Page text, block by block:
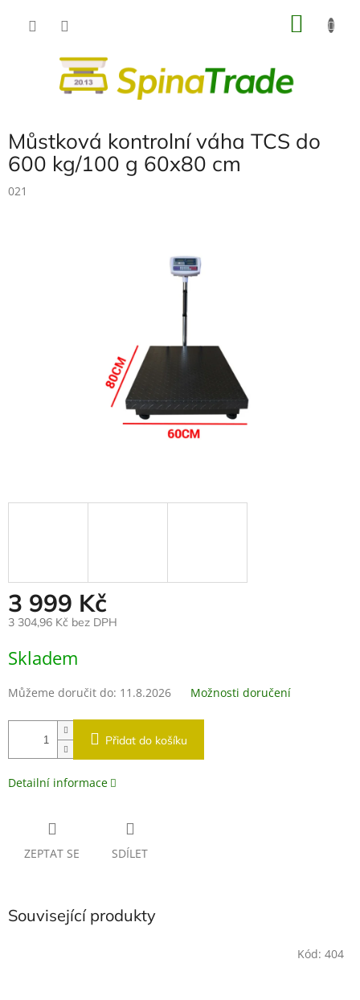
Můstková kontrolní váha TCS do
600 kg/100 g 60x80 cm
021
3 999 Kč
3 304,96 Kč bez DPH
cena:
Skladem
Můžeme doručit do: 11.8.2026 Možnosti doručení
Přidat do košíku
Detailní informace
ZEPTAT SE SDÍLET
Související produkty
Kód: 404